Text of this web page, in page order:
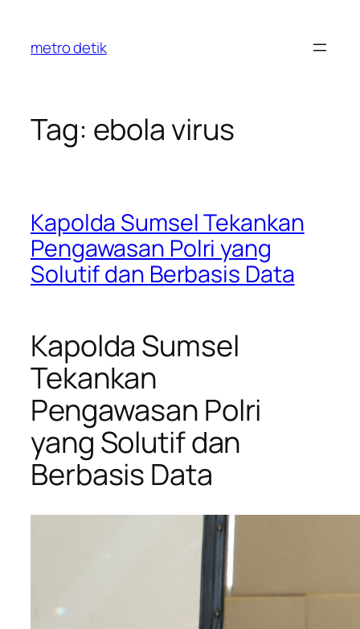
content
metro detik
Tag: ebola virus
Kapolda Sumsel Tekankan
Pengawasan Polri yang
Solutif dan Berbasis Data
Kapolda Sumsel
Tekankan
Pengawasan Polri
yang Solutif dan
Berbasis Data